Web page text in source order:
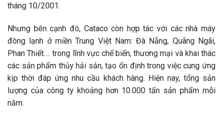
tháng 10/2001.
Nhưng bên cạnh đó, Cataco còn hợp tác với các nhà máy
đông lạnh ở miền Trung Việt Nam: Đà Nẵng, Quãng Ngãi,
Phan Thiết…. trong lĩnh vực chế biến, thương mại và khai thác
các sản phẩm thủy hải sản, tạo ổn định trong việc cung ứng
kịp thời đáp ứng nhu cầu khách hàng. Hiện nay, tổng sản
lượng của công ty khoảng hơn 10.000 tấn sản phẩm mỗi
năm.